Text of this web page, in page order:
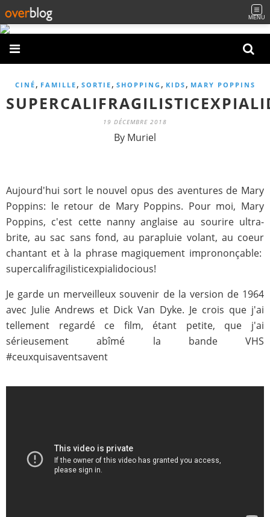
MENU
CINÉ , FAMILLE , SORTIE , SHOPPING , KIDS , MARY POPPINS
19 DÉCEMBRE 2018
By Muriel
Aujourd'hui sort le nouvel opus des aventures de Mary
Poppins: le retour de Mary Poppins. Pour moi, Mary
Poppins, c'est cette nanny anglaise au sourire ultra-
brite, au sac sans fond, au parapluie volant, au coeur
chantant et à la phrase magiquement imprononçable:
supercalifragilisticexpialidocious!
Je garde un merveilleux souvenir de la version de 1964
avec Julie Andrews et Dick Van Dyke. Je crois que j'ai
tellement regardé ce film, étant petite, que j'ai
sérieusement abîmé la bande VHS
#ceuxquisaventsavent